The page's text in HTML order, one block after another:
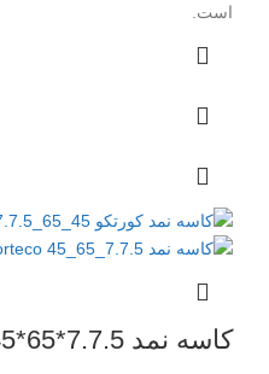
است.
کاسه نمد corteco 45*65*7.7.5